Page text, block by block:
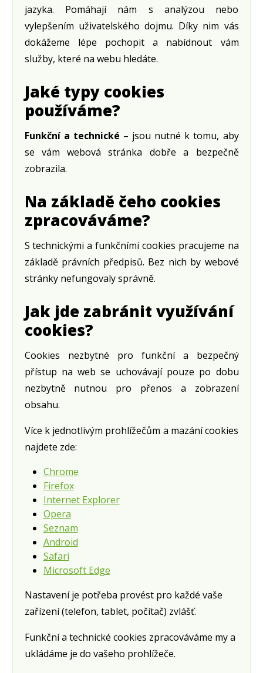
jazyka. Pomáhají nám s analýzou nebo
vylepšením uživatelského dojmu. Díky nim vás
dokážeme lépe pochopit a nabídnout vám
služby, které na webu hledáte.
Jaké typy cookies
používáme?
Funkční a technické – jsou nutné k tomu, aby
se vám webová stránka dobře a bezpečně
zobrazila.
Na základě čeho cookies
zpracováváme?
S technickými a funkčními cookies pracujeme na
základě právních předpisů. Bez nich by webové
stránky nefungovaly správně.
Jak jde zabránit využívání
cookies?
Cookies nezbytné pro funkční a bezpečný
přístup na web se uchovávají pouze po dobu
nezbytně nutnou pro přenos a zobrazení
obsahu.
Více k jednotlivým prohlížečům a mazání cookies
najdete zde:
Chrome
Firefox
Internet Explorer
Opera
Seznam
Android
Safari
Microsoft Edge
Nastavení je potřeba provést pro každé vaše
zařízení (telefon, tablet, počítač) zvlášť.
Funkční a technické cookies zpracováváme my a
ukládáme je do vašeho prohlížeče.